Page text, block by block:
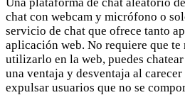
chat con webcam y micrófono o
servicio de chat que ofrece tanto
aplicación web. No requiere que te
utilizarlo en la web, puedes
una ventaja y desventaja al
expulsar usuarios que no se